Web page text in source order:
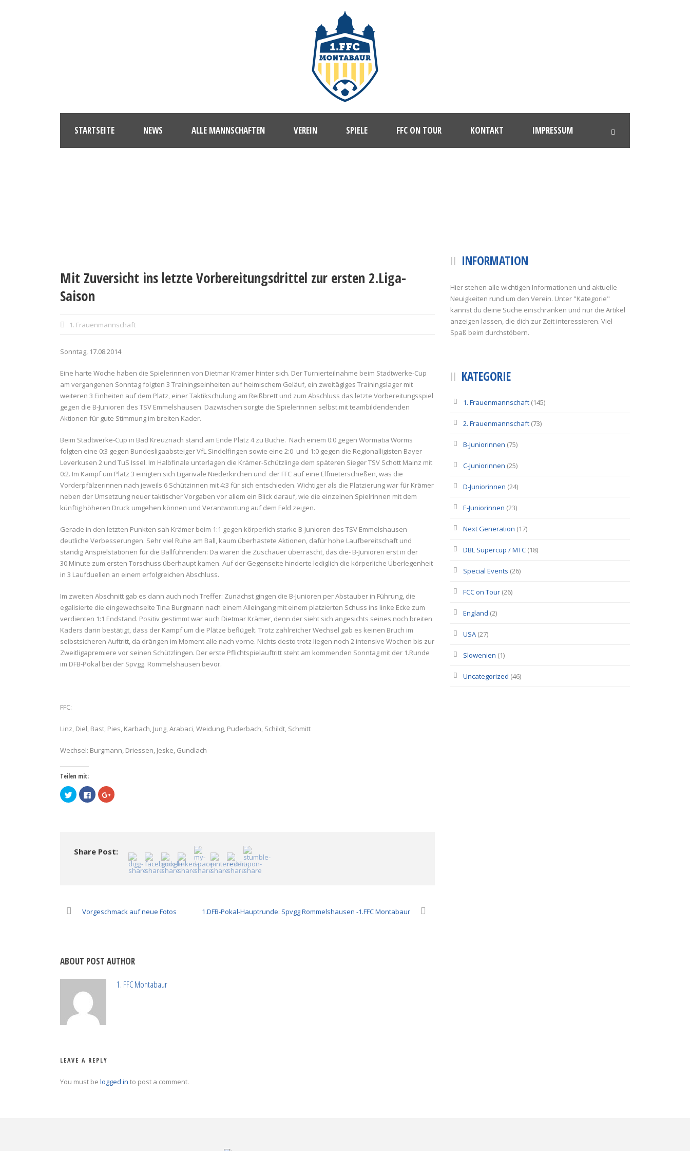
STARTSEITE NEWS ALLE MANNSCHAFTEN VEREIN SPIELE FFC ON TOUR KONTAKT IMPRESSUM
Mit Zuversicht ins letzte Vorbereitungsdrittel zur ersten 2.Liga-
Saison
1. Frauenmannschaft
Sonntag, 17.08.2014
Eine harte Woche haben die Spielerinnen von Dietmar Krämer hinter sich. Der Turnierteilnahme beim Stadtwerke-Cup
am vergangenen Sonntag folgten 3 Trainingseinheiten auf heimischem Geläuf, ein zweitägiges Trainingslager mit
weiteren 3 Einheiten auf dem Platz, einer Taktikschulung am Reißbrett und zum Abschluss das letzte Vorbereitungsspiel
gegen die B-Junioren des TSV Emmelshausen. Dazwischen sorgte die Spielerinnen selbst mit teambildendenden
Aktionen für gute Stimmung im breiten Kader.
Beim Stadtwerke-Cup in Bad Kreuznach stand am Ende Platz 4 zu Buche. Nach einem 0:0 gegen Wormatia Worms
folgten eine 0:3 gegen Bundesligaabsteiger VfL Sindelfingen sowie eine 2:0 und 1:0 gegen die Regionalligisten Bayer
Leverkusen 2 und TuS Issel. Im Halbfinale unterlagen die Krämer-Schützlinge dem späteren Sieger TSV Schott Mainz mit
0:2. Im Kampf um Platz 3 einigten sich Ligarivale Niederkirchen und der FFC auf eine Elfmeterschießen, was die
Vorderpfälzerinnen nach jeweils 6 Schützinnen mit 4:3 für sich entschieden. Wichtiger als die Platzierung war für Krämer
neben der Umsetzung neuer taktischer Vorgaben vor allem ein Blick darauf, wie die einzelnen Spielrinnen mit dem
künftig höheren Druck umgehen können und Verantwortung auf dem Feld zeigen.
Gerade in den letzten Punkten sah Krämer beim 1:1 gegen körperlich starke B-Junioren des TSV Emmelshausen
deutliche Verbesserungen. Sehr viel Ruhe am Ball, kaum überhastete Aktionen, dafür hohe Laufbereitschaft und
ständig Anspielstationen für die Ballführenden: Da waren die Zuschauer überrascht, das die- B-Junioren erst in der
30.Minute zum ersten Torschuss überhaupt kamen. Auf der Gegenseite hinderte lediglich die körperliche Überlegenheit
in 3 Laufduellen an einem erfolgreichen Abschluss.
Im zweiten Abschnitt gab es dann auch noch Treffer: Zunächst gingen die B-Junioren per Abstauber in Führung, die
egalisierte die eingewechselte Tina Burgmann nach einem Alleingang mit einem platzierten Schuss ins linke Ecke zum
verdienten 1:1 Endstand. Positiv gestimmt war auch Dietmar Krämer, denn der sieht sich angesichts seines noch breiten
Kaders darin bestätigt, dass der Kampf um die Plätze beflügelt. Trotz zahlreicher Wechsel gab es keinen Bruch im
selbstsicheren Auftritt, da drängen im Moment alle nach vorne. Nichts desto trotz liegen noch 2 intensive Wochen bis zur
Zweitligapremiere vor seinen Schützlingen. Der erste Pflichtspielauftritt steht am kommenden Sonntag mit der 1.Runde
im DFB-Pokal bei der Spvgg. Rommelshausen bevor.
FFC:
Linz, Diel, Bast, Pies, Karbach, Jung, Arabaci, Weidung, Puderbach, Schildt, Schmitt
Wechsel: Burgmann, Driessen, Jeske, Gundlach
Teilen mit:
Klick,
um
über
Fenster
geöffnet)
Klick,
um
Fenster
geöffnet)
Zum
Teilen
geöffnet)
Share Post:
Vorgeschmack auf neue Fotos 1.DFB-Pokal-Hauptrunde: Spvgg Rommelshausen -1.FFC Montabaur
ABOUT POST AUTHOR
1. FFC Montabaur
LEAVE A REPLY
You must be logged in to post a comment.
INFORMATION
Hier stehen alle wichtigen Informationen und aktuelle
Neuigkeiten rund um den Verein. Unter "Kategorie"
kannst du deine Suche einschränken und nur die Artikel
anzeigen lassen, die dich zur Zeit interessieren. Viel
Spaß beim durchstöbern.
KATEGORIE
1. Frauenmannschaft (145)
2. Frauenmannschaft (73)
B-Juniorinnen (75)
C-Juniorinnen (25)
D-Juniorinnen (24)
E-Juniorinnen (23)
Next Generation (17)
DBL Supercup / MTC (18)
Special Events (26)
FCC on Tour (26)
England (2)
USA (27)
Slowenien (1)
Uncategorized (46)